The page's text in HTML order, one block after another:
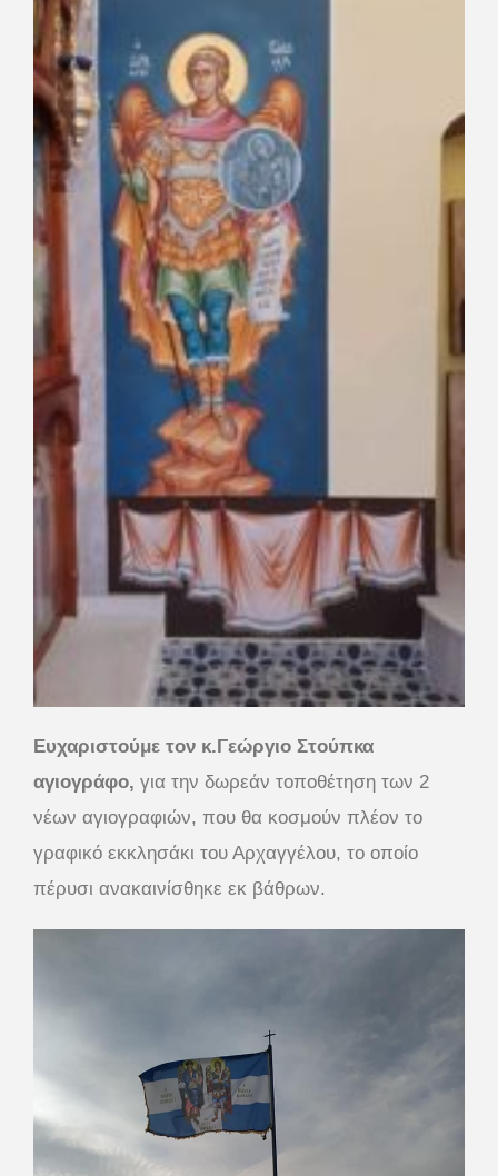
Ευχαριστούμε τον κ.Γεώργιο Στούπκα
αγιογράφο, για την δωρεάν τοποθέτηση των 2
νέων αγιογραφιών, που θα κοσμούν πλέον το
γραφικό εκκλησάκι του Αρχαγγέλου, το οποίο
πέρυσι ανακαινίσθηκε εκ βάθρων.